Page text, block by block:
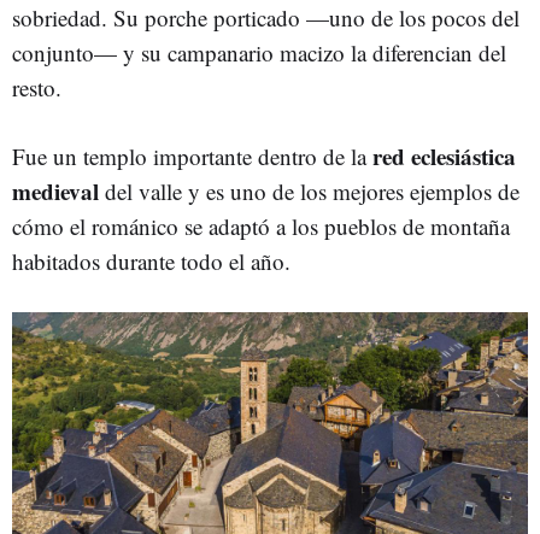
sobriedad. Su porche porticado —uno de los pocos del
conjunto— y su campanario macizo la diferencian del
resto.
Fue un templo importante dentro de lared eclesiástica
medieval del valle y es uno de los mejores ejemplos de
cómo el románico se adaptó a los pueblos de montaña
habitados durante todo el año.